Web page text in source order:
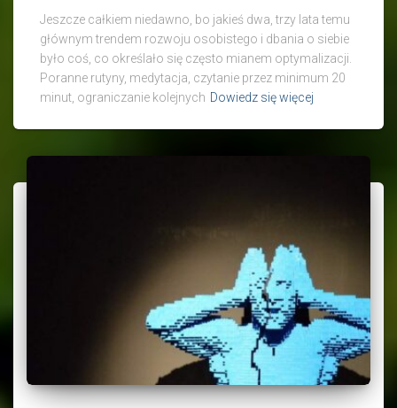
Jeszcze całkiem niedawno, bo jakieś dwa, trzy lata temu
głównym trendem rozwoju osobistego i dbania o siebie
było coś, co określało się często mianem optymalizacji.
Poranne rutyny, medytacja, czytanie przez minimum 20
minut, ograniczanie kolejnych Dowiedz się więcej